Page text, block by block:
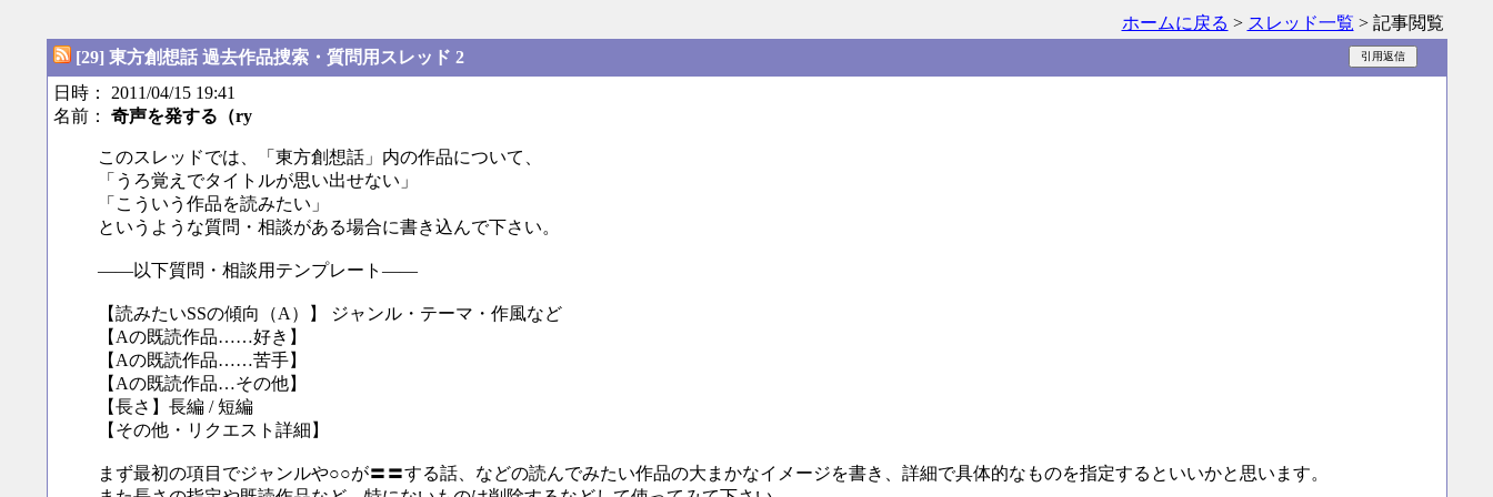
ホームに戻る > スレッド一覧 > 記事閲覧
[29] 東方創想話 過去作品捜索・質問用スレッド 2
日時： 2011/04/15 19:41
名前： 奇声を発する（ry
このスレッドでは、「東方創想話」内の作品について、
「うろ覚えでタイトルが思い出せない」
「こういう作品を読みたい」
というような質問・相談がある場合に書き込んで下さい。
――以下質問・相談用テンプレート――
【読みたいSSの傾向（A）】 ジャンル・テーマ・作風など
【Aの既読作品……好き】
【Aの既読作品……苦手】
【Aの既読作品…その他】
【長さ】長編 / 短編
【その他・リクエスト詳細】
まず最初の項目でジャンルや○○が〓〓する話、などの読んでみたい作品の大まかなイメージを書き、詳細で具体的なものを指定するといいかと思います。